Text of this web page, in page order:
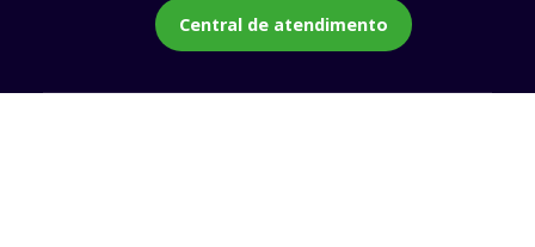
Central de atendimento